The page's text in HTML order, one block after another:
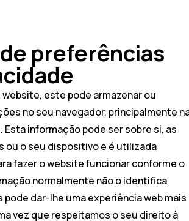
preferências
este pode armazenar ou
no seu navegador, principalmente
Esta informação pode ser sobre si, as
ou o seu dispositivo e é utilizada
fazer o website funcionar conforme o
normalmente não o identifica
dar-lhe uma experiência web mais
vez que respeitamos o seu direito à